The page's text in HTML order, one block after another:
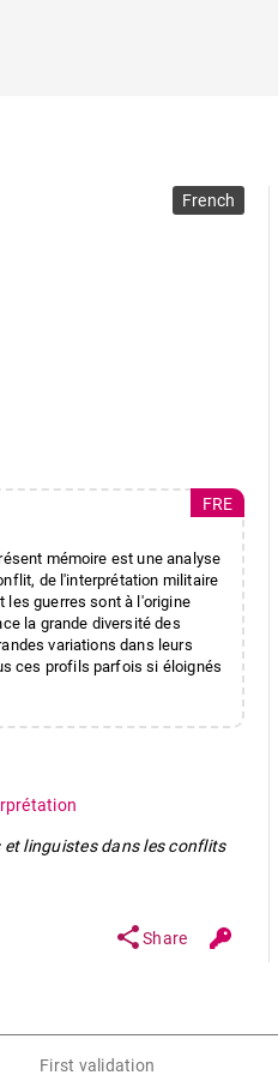
French
mémoire est une analyse
de l'interprétation militaire
les guerres sont à l'origine
la grande diversité des
variations dans leurs
ces profils parfois si éloignés
FRE
linguistes dans les conflits
shareShare
First validation